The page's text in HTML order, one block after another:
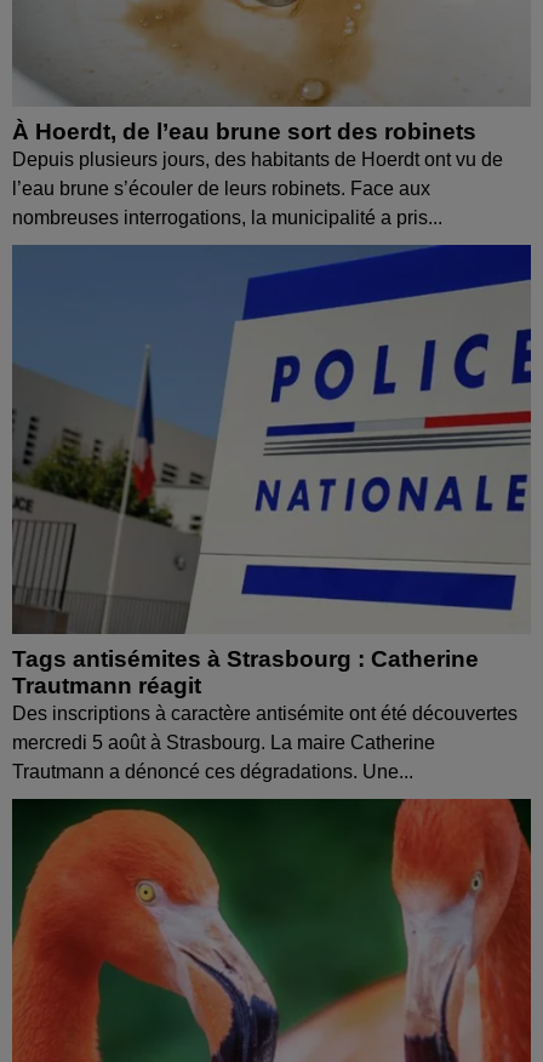
À Hoerdt, de l’eau brune sort des robinets
Depuis plusieurs jours, des habitants de Hoerdt ont vu de
l’eau brune s’écouler de leurs robinets. Face aux
nombreuses interrogations, la municipalité a pris...
Tags antisémites à Strasbourg : Catherine
Trautmann réagit
Des inscriptions à caractère antisémite ont été découvertes
mercredi 5 août à Strasbourg. La maire Catherine
Trautmann a dénoncé ces dégradations. Une...